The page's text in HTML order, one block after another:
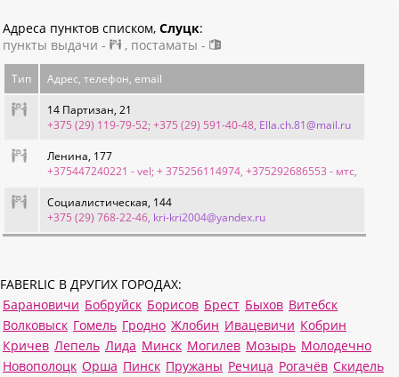
Адреса пунктов списком, Слуцк:
пункты выдачи -
, постаматы -
Тип Адрес, телефон, email
14 Партизан, 21
+375 (29) 119-79-52; +375 (29) 591-40-48, Ella.ch.81@mail.ru
Ленина, 177
+375447240221 - vel; + 375256114974, +375292686553 - мтс,
Социалистическая, 144
+375 (29) 768-22-46, kri-kri2004@yandex.ru
FABERLIC В ДРУГИХ ГОРОДАХ:
Барановичи Бобруйск Борисов Брест Быхов Витебск
Волковыск Гомель Гродно Жлобин Ивацевичи Кобрин
Кричев Лепель Лида Минск Могилев Мозырь Молодечно
Новополоцк Орша Пинск Пружаны Речица Рогачёв Скидель